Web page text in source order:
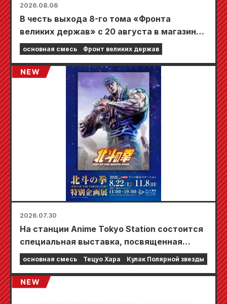
2026.08.06
В честь выхода 8-го тома «Фронта
великих держав» с 20 августа в магазинах
Animate по всей стране пройдет
ограниченная по времени ярмарка, где вы
сможете получить специально
разработанную мини-карту (всего 4 вида)!
основная смесь Фронт великих держав
2026.07.30
На станции Anime Tokyo Station состоится
специальная выставка, посвященная
фильму «Кулак Северной звезды»!!
основная смесь Тецуо Хара Кулак Полярной звезды